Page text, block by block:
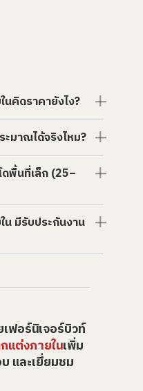
คิดราคายังไง?
มาณได้จริงไหม?
พื้นที่เล็ก (25–
มีรับประกันงาน
ฟอร์นิเจอร์บิวท์
แต่งภายในเพิ่ม
และเยี่ยมชม